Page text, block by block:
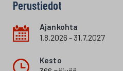
Perustiedot
Ajankohta
1.8.2026 - 31.7.2027
Kesto